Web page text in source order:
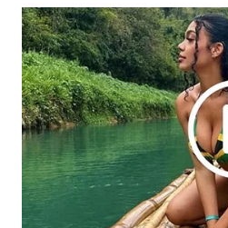
WAHANA
TRAVEL
WAHANA
TV
WAHANANEWS
ID
WAHANANEWS